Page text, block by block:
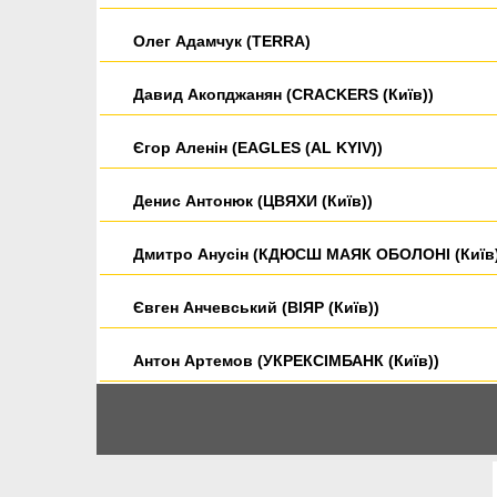
Олег Адамчук (TERRA)
Давид Акопджанян (CRACKERS (Київ))
Єгор Аленін (EAGLES (AL KYIV))
Денис Антонюк (ЦВЯХИ (Київ))
Дмитро Анусін (КДЮСШ МАЯК ОБОЛОНІ
Євген Анчевський (ВІЯР (Київ))
Антон Артемов (УКРЕКСІМБАНК (Київ))